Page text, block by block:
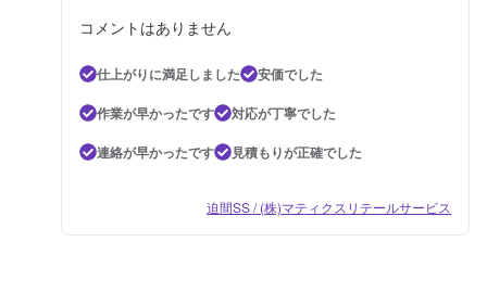
コメントはありません
仕上がりに満足しました
安価でした
作業が早かったです
対応が丁寧でした
連絡が早かったです
見積もりが正確でした
迫間SS / (株)マティクスリテールサービス